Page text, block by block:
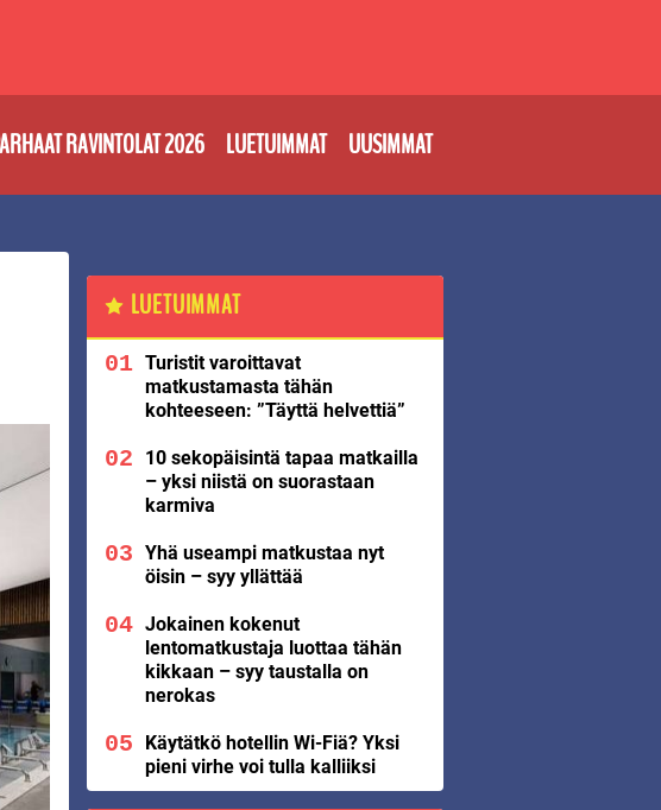
RAVINTOLAT 2026 LUETUIMMAT UUSIMMAT
LUETUIMMAT
Turistit varoittavat
matkustamasta tähän
kohteeseen: ”Täyttä helvettiä”
10 sekopäisintä tapaa matkailla
– yksi niistä on suorastaan
karmiva
Yhä useampi matkustaa nyt
öisin – syy yllättää
Jokainen kokenut
lentomatkustaja luottaa tähän
kikkaan – syy taustalla on
nerokas
Käytätkö hotellin Wi-Fiä? Yksi
pieni virhe voi tulla kalliiksi